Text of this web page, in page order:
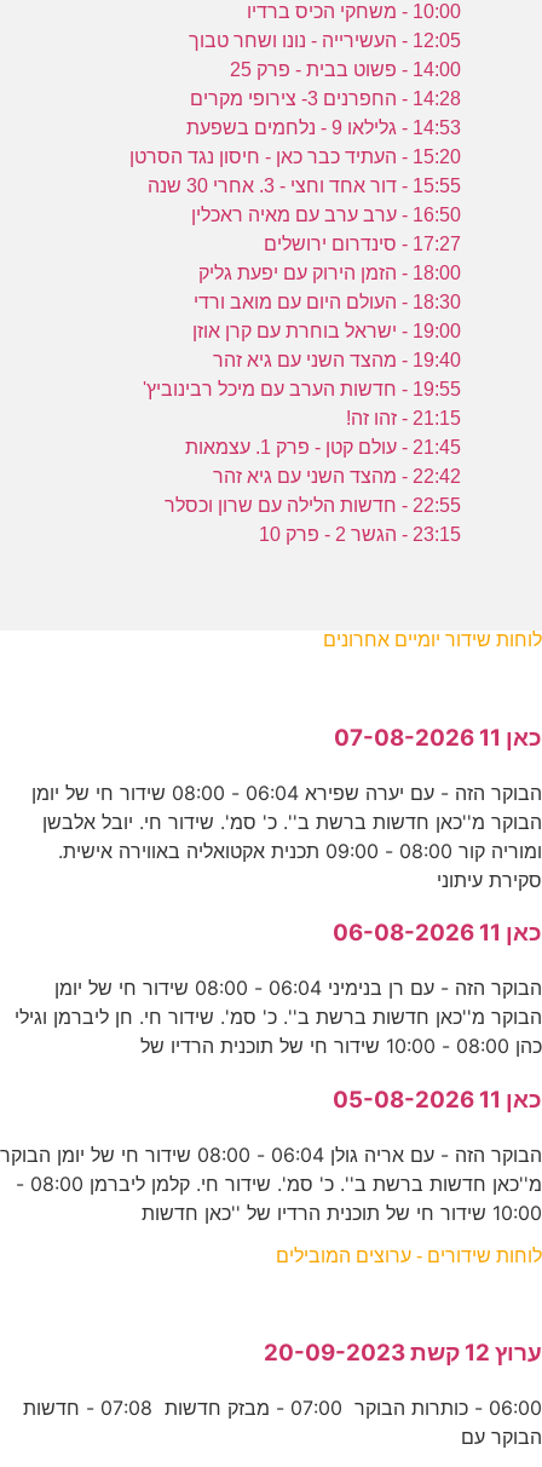
10:00 - משחקי הכיס ברדיו
12:05 - העשירייה - נונו ושחר טבוך
14:00 - פשוט בבית - פרק 25
14:28 - החפרנים 3- צירופי מקרים
14:53 - גלילאו 9 - נלחמים בשפעת
15:20 - העתיד כבר כאן - חיסון נגד הסרטן
15:55 - דור אחד וחצי - 3. אחרי 30 שנה
16:50 - ערב ערב עם מאיה ראכלין
17:27 - סינדרום ירושלים
18:00 - הזמן הירוק עם יפעת גליק
18:30 - העולם היום עם מואב ורדי
19:00 - ישראל בוחרת עם קרן אוזן
19:40 - מהצד השני עם גיא זהר
19:55 - חדשות הערב עם מיכל רבינוביץ'
21:15 - זהו זה!
21:45 - עולם קטן - פרק 1. עצמאות
22:42 - מהצד השני עם גיא זהר
22:55 - חדשות הלילה עם שרון וכסלר
23:15 - הגשר 2 - פרק 10
לוחות שידור יומיים אחרונים
כאן 11 07-08-2026
הבוקר הזה - עם יערה שפירא 06:04 - 08:00 שידור חי של יומן
הבוקר מ''כאן חדשות ברשת ב''. כ' סמ'. שידור חי. יובל אלבשן
ומוריה קור 08:00 - 09:00 תכנית אקטואליה באווירה אישית.
סקירת עיתוני
כאן 11 06-08-2026
הבוקר הזה - עם רן בנימיני 06:04 - 08:00 שידור חי של יומן
הבוקר מ''כאן חדשות ברשת ב''. כ' סמ'. שידור חי. חן ליברמן וגילי
כהן 08:00 - 10:00 שידור חי של תוכנית הרדיו של
כאן 11 05-08-2026
הבוקר הזה - עם אריה גולן 06:04 - 08:00 שידור חי של יומן הבוקר
מ''כאן חדשות ברשת ב''. כ' סמ'. שידור חי. קלמן ליברמן 08:00 -
10:00 שידור חי של תוכנית הרדיו של ''כאן חדשות
לוחות שידורים - ערוצים המובילים
ערוץ 12 קשת 20-09-2023
06:00 - כותרות הבוקר 07:00 - מבזק חדשות 07:08 - חדשות
הבוקר עם